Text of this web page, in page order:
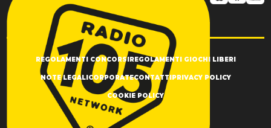
REGOLAMENTI CONCORSIREGOLAMENTI GIOCHI LIBERI
NOTE LEGALICORPORATECONTATTIPRIVACY POLICY
COOKIE POLICY